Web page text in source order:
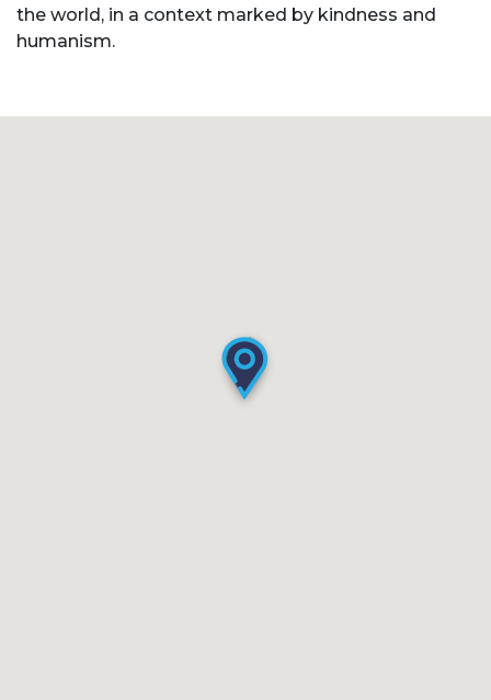
the world, in a context marked by kindness and
humanism.